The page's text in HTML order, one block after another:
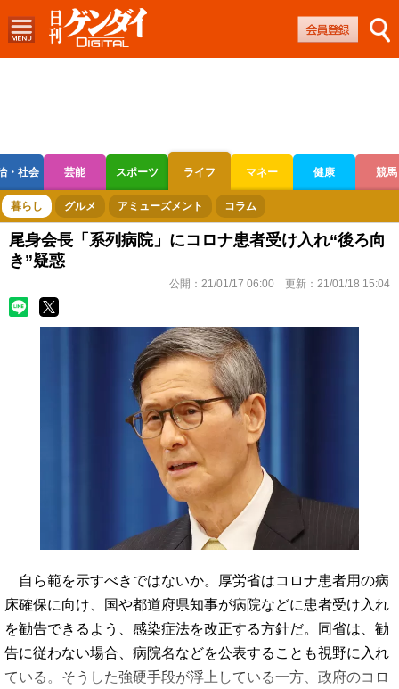
・社会 芸能 スポーツ ライフ マネー 健康 競馬
ボートレース 競輪 オートレース
暮らし グルメ アミューズメント コラム
尾身会長「系列病院」にコロナ患者受け入れ“後ろ向
き”疑惑
公開： 21/01/17 06:00 更新： 21/01/18 15:04
自ら範を示すべきではないか。厚労省はコロナ患者用の病
床確保に向け、国や都道府県知事が病院などに患者受け入れ
を勧告できるよう、感染症法を改正する方針だ。同省は、勧
告に従わない場合、病院名などを公表することも視野に入れ
ている。そうした強硬手段が浮上している一方、政府のコロ